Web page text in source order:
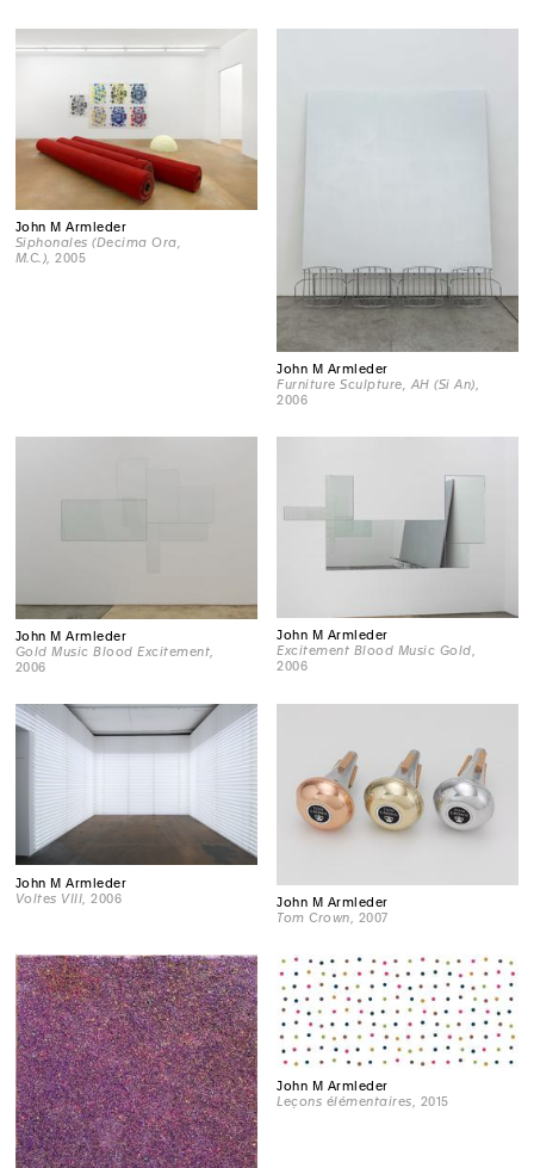
John M Armleder
Siphonales (Decima Ora,
M.C.) , 2005
John M Armleder
Furniture Sculpture, AH (Si An)
2006
John M Armleder
Gold Music Blood Excitement
2006
John M Armleder
Excitement Blood Music Gold
2006
John M Armleder
Voltes VIII , 2006
John M Armleder
Tom Crown , 2007
John M Armleder
Leçons élémentaires, 2015